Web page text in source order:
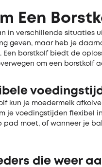
Een
in verschillende situaties
geven, maar heb je
Een borstkolf biedt de
om een borstkolf
kun je moedermelk
je voedingstijden flexibel
pad moet, of wanneer je
die weer